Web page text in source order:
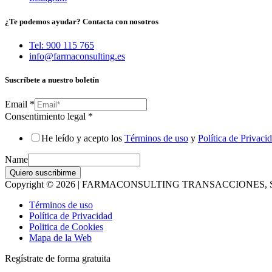
¿Te podemos ayudar? Contacta con nosotros
Tel: 900 115 765
info@farmaconsulting.es
Suscríbete a nuestro boletín
Email *
Consentimiento legal *
He leído y acepto los Términos de uso y Política de
Name
Quiero suscribirme
Copyright © 2026 | FARMACONSULTING TRANSACCIONES,
Términos de uso
Política de Privacidad
Politica de Cookies
Mapa de la Web
Regístrate de forma gratuita